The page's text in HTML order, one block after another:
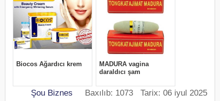
Şou Biznes Baxılıb: 1073 Tarix: 06 iyul 2025